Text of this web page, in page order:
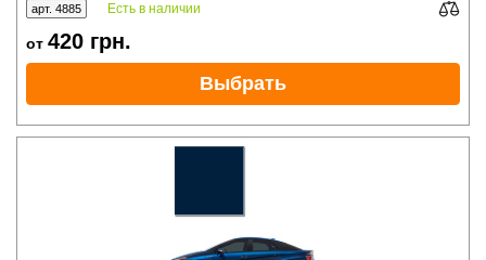
арт. 4885 Есть в наличии
от 420 грн.
Выбрать